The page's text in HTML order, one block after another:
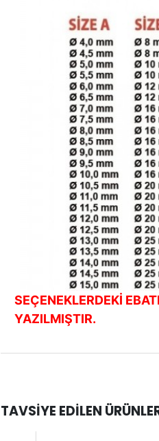
SEÇENEKLERDEKİ
YAZILMIŞTIR.
TAVSIYE EDILEN